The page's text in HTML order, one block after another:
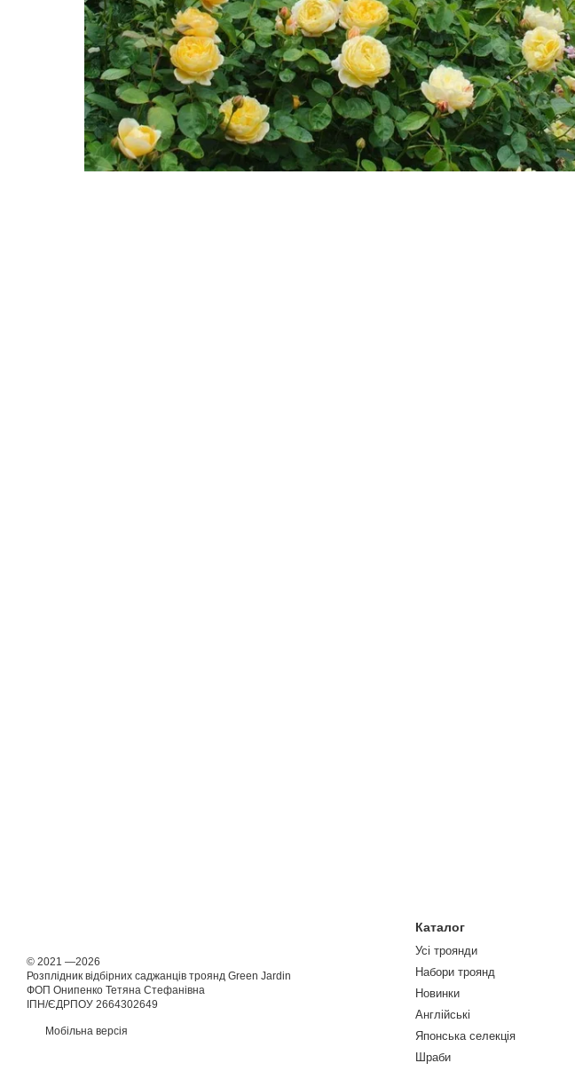
© 2021 —2026
Розплідник відбірних саджанців троянд Green Jardin
ФОП Онипенко Тетяна Стефанівна
ІПН/ЄДРПОУ 2664302649
Мобільна версія
Каталог
Усі троянди
Набори троянд
Новинки
Англійські
Японська селекція
Шраби